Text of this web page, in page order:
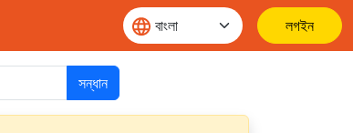
লগইন
সন্ধান